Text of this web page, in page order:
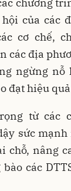
chương
của các
cơ chế,
các địa
ngừng nỗ
đạt hiệu
từ các
sức
chỗ, nâng
các